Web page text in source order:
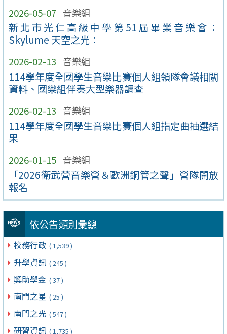
2026-05-07 音樂組
新北市光仁高級中學第51屆畢業音樂會：
Skylume 天空之光：
2026-02-13 音樂組
114學年度全國學生音樂比賽個人組領隊會議相關
資料、國樂組伴奏大型樂器調查
2026-02-13 音樂組
114學年度全國學生音樂比賽個人組指定曲抽選結
果
2026-01-15 音樂組
「2026衛武營音樂營＆歐洲銅管之聲」營隊開放
報名
依公告類別彙總
校務行政 ( 1,539 )
升學資訊 ( 245 )
獎助學金 ( 37 )
南門之星 ( 25 )
南門之光 ( 547 )
研習資訊 ( 1,735 )